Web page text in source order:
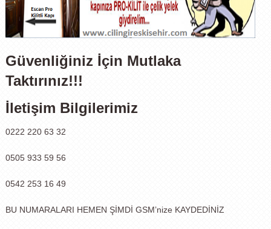
Güvenliğiniz İçin Mutlaka
Taktırınız!!!
İletişim Bilgilerimiz
0222 220 63 32
0505 933 59 56
0542 253 16 49
BU NUMARALARI HEMEN ŞİMDİ GSM’nize KAYDEDİNİZ